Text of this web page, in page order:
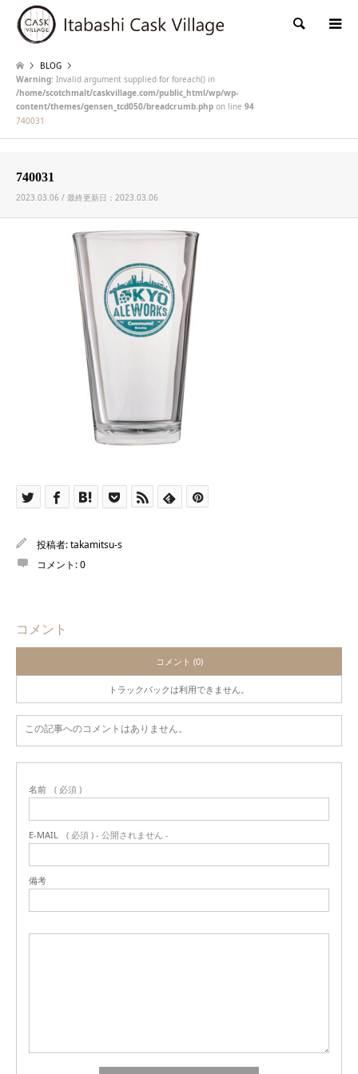
検索
BLOG
Warning: Invalid argument supplied for foreach() in
/home/scotchmalt/caskvillage.com/public_html/wp/wp-
content/themes/gensen_tcd050/breadcrumb.php on line 94
740031
740031
2023.03.06 / 最終更新日：2023.03.06
投稿者:takamitsu-s
コメント:0
コメント
コメント (0)
トラックバックは利用できません。
この記事へのコメントはありません。
名前 ( 必須 )
E-MAIL ( 必須 ) - 公開されません -
備考